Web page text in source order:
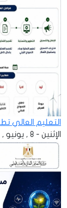
التعليم العالي
الإثنين - 8 , يونيو , 2026